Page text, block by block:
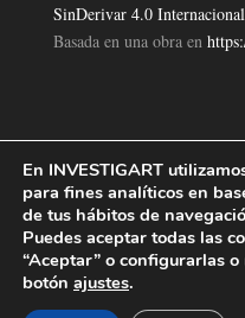
SinDerivar 4.0 Internacional
Basada en una obra en
Política de Privacidad|
Investigart Copyright ©
En INVESTIGART
para fines analíticos en
de tus hábitos de
Puedes aceptar todas las
“Aceptar” o configurarlas
botón ajustes.